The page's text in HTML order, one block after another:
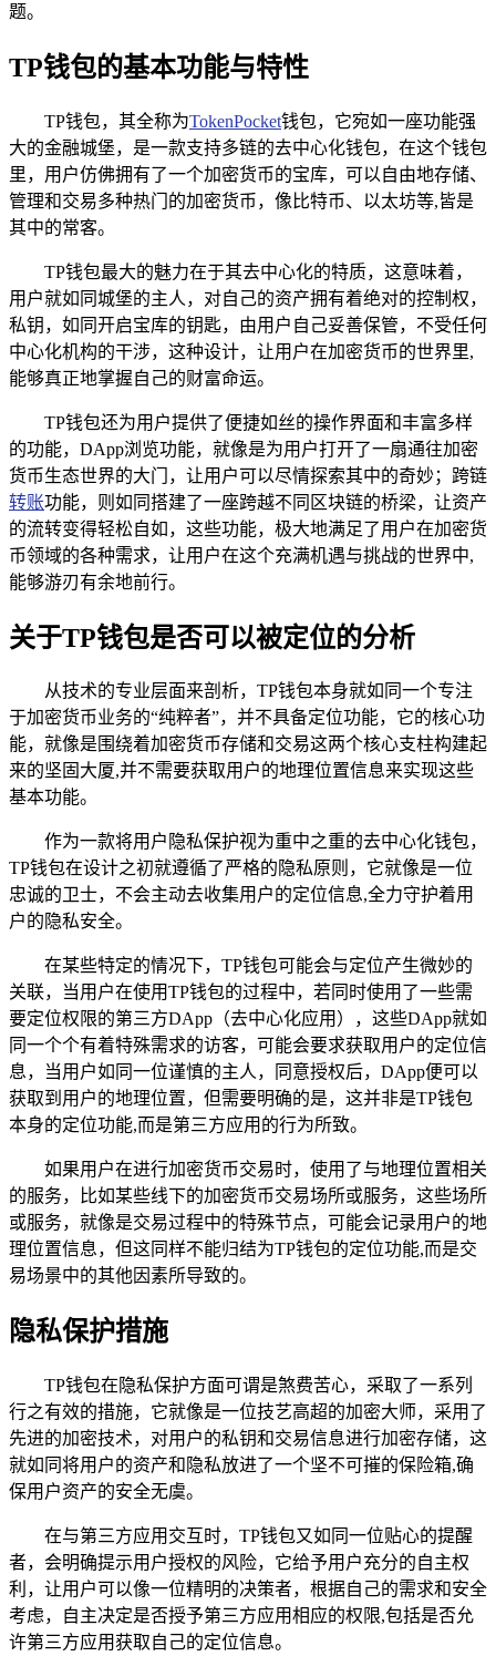
题。
TP钱包的基本功能与特性
TP钱包，其全称为TokenPocket钱包，它宛如一座功能强
大的金融城堡，是一款支持多链的去中心化钱包，在这个钱包
里，用户仿佛拥有了一个加密货币的宝库，可以自由地存储、
管理和交易多种热门的加密货币，像比特币、以太坊等,皆是
其中的常客。
TP钱包最大的魅力在于其去中心化的特质，这意味着，
用户就如同城堡的主人，对自己的资产拥有着绝对的控制权，
私钥，如同开启宝库的钥匙，由用户自己妥善保管，不受任何
中心化机构的干涉，这种设计，让用户在加密货币的世界里,
能够真正地掌握自己的财富命运。
TP钱包还为用户提供了便捷如丝的操作界面和丰富多样
的功能，DApp浏览功能，就像是为用户打开了一扇通往加密
货币生态世界的大门，让用户可以尽情探索其中的奇妙；跨链
转账功能，则如同搭建了一座跨越不同区块链的桥梁，让资产
的流转变得轻松自如，这些功能，极大地满足了用户在加密货
币领域的各种需求，让用户在这个充满机遇与挑战的世界中,
能够游刃有余地前行。
关于TP钱包是否可以被定位的分析
从技术的专业层面来剖析，TP钱包本身就如同一个专注
于加密货币业务的“纯粹者”，并不具备定位功能，它的核心功
能，就像是围绕着加密货币存储和交易这两个核心支柱构建起
来的坚固大厦,并不需要获取用户的地理位置信息来实现这些
基本功能。
作为一款将用户隐私保护视为重中之重的去中心化钱包，
TP钱包在设计之初就遵循了严格的隐私原则，它就像是一位
忠诚的卫士，不会主动去收集用户的定位信息,全力守护着用
户的隐私安全。
在某些特定的情况下，TP钱包可能会与定位产生微妙的
关联，当用户在使用TP钱包的过程中，若同时使用了一些需
要定位权限的第三方DApp（去中心化应用），这些DApp就如
同一个个有着特殊需求的访客，可能会要求获取用户的定位信
息，当用户如同一位谨慎的主人，同意授权后，DApp便可以
获取到用户的地理位置，但需要明确的是，这并非是TP钱包
本身的定位功能,而是第三方应用的行为所致。
如果用户在进行加密货币交易时，使用了与地理位置相关
的服务，比如某些线下的加密货币交易场所或服务，这些场所
或服务，就像是交易过程中的特殊节点，可能会记录用户的地
理位置信息，但这同样不能归结为TP钱包的定位功能,而是交
易场景中的其他因素所导致的。
隐私保护措施
TP钱包在隐私保护方面可谓是煞费苦心，采取了一系列
行之有效的措施，它就像是一位技艺高超的加密大师，采用了
先进的加密技术，对用户的私钥和交易信息进行加密存储，这
就如同将用户的资产和隐私放进了一个坚不可摧的保险箱,确
保用户资产的安全无虞。
在与第三方应用交互时，TP钱包又如同一位贴心的提醒
者，会明确提示用户授权的风险，它给予用户充分的自主权
利，让用户可以像一位精明的决策者，根据自己的需求和安全
考虑，自主决定是否授予第三方应用相应的权限,包括是否允
许第三方应用获取自己的定位信息。